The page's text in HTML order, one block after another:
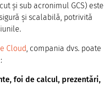
și sub acronimul GCS) este
și scalabilă, potrivită
Cloud, compania dvs. poate
foi de calcul, prezentări,